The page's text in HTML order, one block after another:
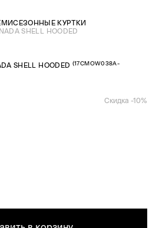
КУРТКИ
SHELL HOODED
SHELL HOODED (17CMOW038A-
Скидка -10%